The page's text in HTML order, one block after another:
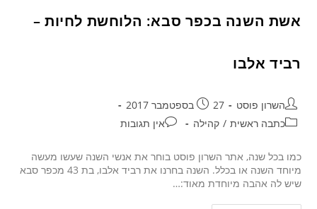
אשת השנה בכפר סבא: הלוחשת לחיות –
רביד אלבו
השרון פוסט
27 בספטמבר 2017
כתבה ראשית / קהילה אין תגובות
כמו בכל שנה, אתר השרון פוסט בוחר את אנשי השנה שעשו מעשה
מיוחד השנה או בכלל. השנה בחרנו את רביד אלבו, בת 43 מכפר סבא
שיש לה אהבה מיוחדת מאוד:…